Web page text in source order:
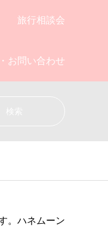
旅行相談会
お問い合わせ
。ハネムーン